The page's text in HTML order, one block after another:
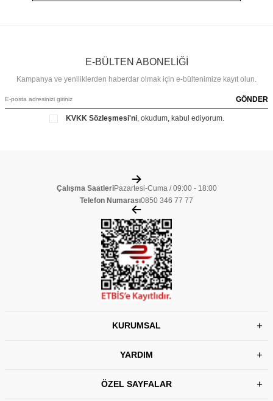
E-BÜLTEN ABONELİĞİ
Kampanya ve yeniliklerden haberdar olmak için e-bültenimize kayıt olun.
GÖNDER
KVKK Sözleşmesi'ni, okudum, kabul ediyorum.
Çalışma SaatleriPazartesi-Cuma / 09:00 - 18:00
Telefon Numarası0850 346 77 77
KURUMSAL
YARDIM
ÖZEL SAYFALAR